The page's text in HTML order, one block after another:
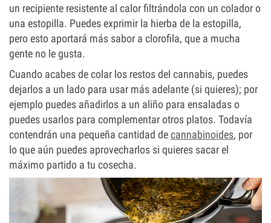
un recipiente resistente al calor filtrándola con un colador o
una estopilla. Puedes exprimir la hierba de la estopilla,
pero esto aportará más sabor a clorofila, que a mucha
gente no le gusta.
Cuando acabes de colar los restos del cannabis, puedes
dejarlos a un lado para usar más adelante (si quieres); por
ejemplo puedes añadirlos a un aliño para ensaladas o
puedes usarlos para complementar otros platos. Todavía
contendrán una pequeña cantidad decannabinoides, por
lo que aún puedes aprovecharlos si quieres sacar el
máximo partido a tu cosecha.